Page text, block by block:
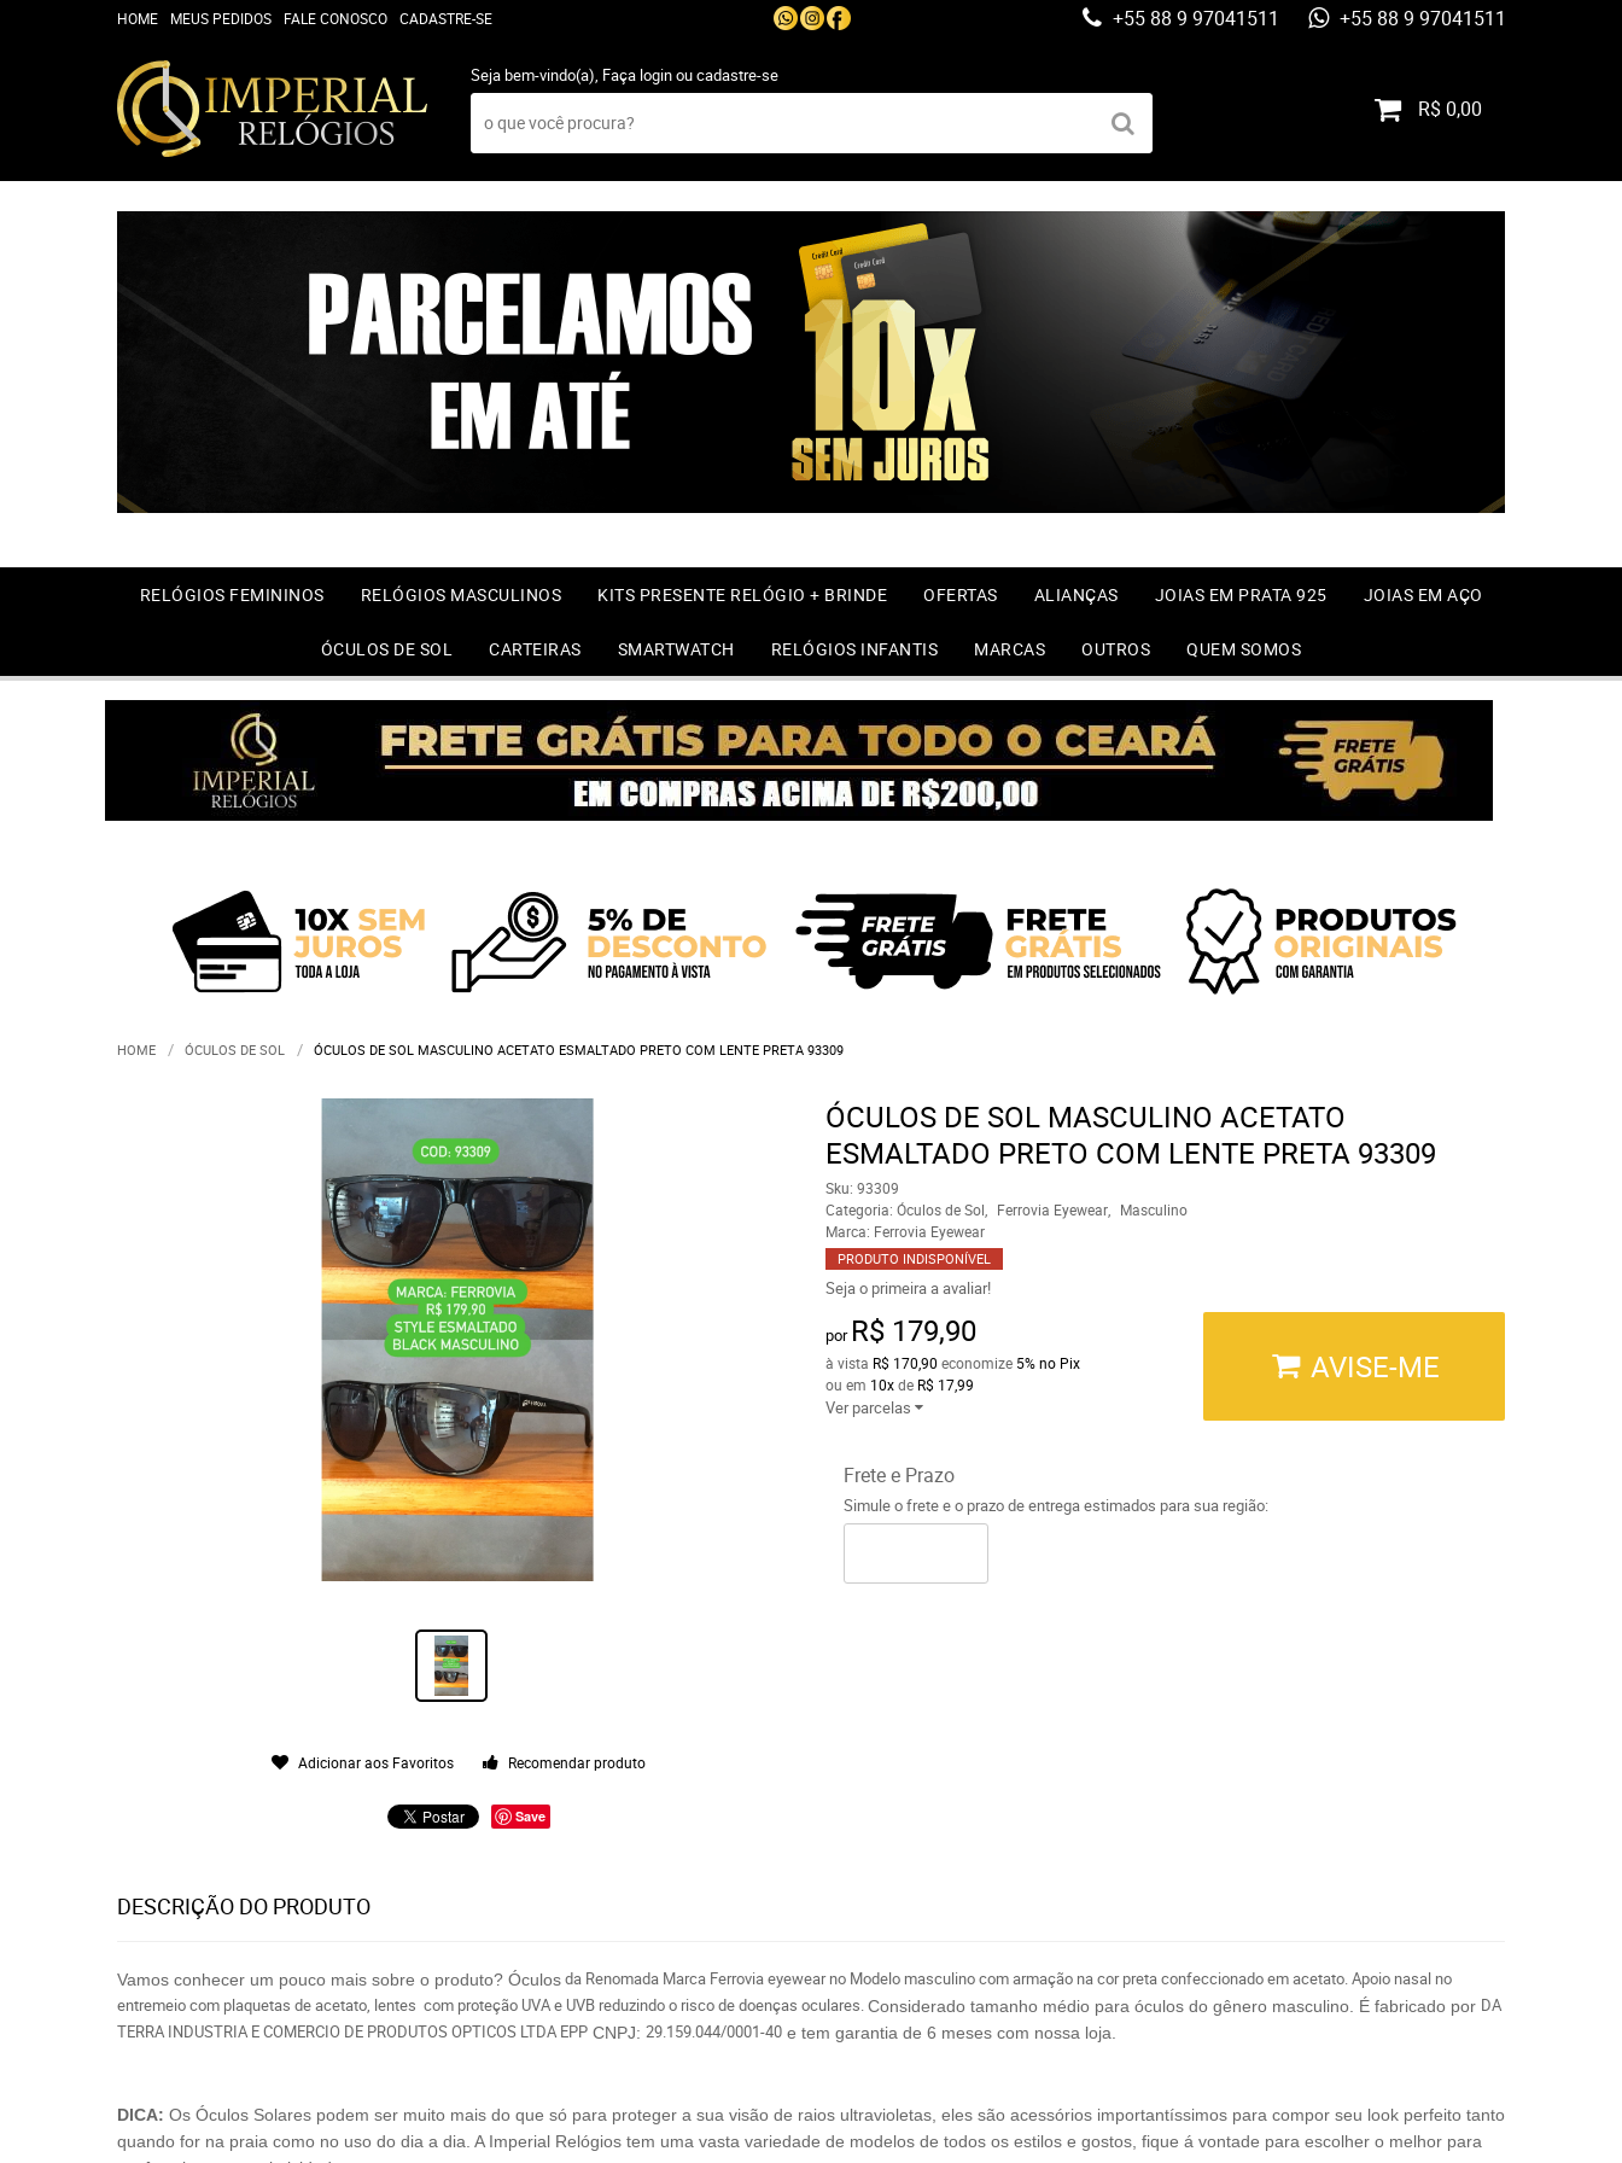
HOME MEUS PEDIDOS FALE CONOSCO CADASTRE-SE +55 88 9 97041511 +55 88 9 97041511
Seja bem-vindo(a), Faça loginoucadastre-se
R$ 0,00
RELÓGIOS FEMININOS RELÓGIOS MASCULINOS KITS PRESENTE RELÓGIO + BRINDE OFERTAS ALIANÇAS JOIAS EM PRATA 925 JOIAS EM AÇO
ÓCULOS DE SOL CARTEIRAS SMARTWATCH RELÓGIOS INFANTIS MARCAS OUTROS QUEM SOMOS
HOME ÓCULOS DE SOL ÓCULOS DE SOL MASCULINO ACETATO ESMALTADO PRETO COM LENTE PRETA 93309
Adicionar aos Favoritos Recomendar produto
Save
ÓCULOS DE SOL MASCULINO ACETATO
ESMALTADO PRETO COM LENTE PRETA 93309
Sku: 93309
Categoria: Óculos de Sol Ferrovia Eyewear
Masculino
Marca: Ferrovia Eyewear
PRODUTO INDISPONÍVEL
Seja o primeira a avaliar!
por R$ 179,90
à vista R$ 170,90 economize 5% no Pix
ou em 10xde R$ 17,99
Ver parcelas
AVISE-ME
Frete e Prazo
Simule o frete e o prazo de entrega estimados para sua região:
DESCRIÇÃO DO PRODUTO
Vamos conhecer um pouco mais sobre o produto? Óculosda Renomada Marca Ferrovia eyewear no Modelo masculino com armação na cor preta confeccionado em acetato. Apoio nasal no
entremeio com plaquetas de acetato, lentes com proteção UVA e UVB reduzindo o risco de doenças oculares.Considerado tamanho médio para óculos do gênero masculino. É fabricado por DA
TERRA INDUSTRIA E COMERCIO DE PRODUTOS OPTICOS LTDA EPP CNPJ: 29.159.044/0001-40 e tem garantia de 6 meses com nossa loja.
DICA: Os Óculos Solares podem ser muito mais do que só para proteger a sua visão de raios ultravioletas, eles são acessórios importantíssimos para compor seu look perfeito tanto
quando for na praia como no uso do dia a dia. A Imperial Relógios tem uma vasta variedade de modelos de todos os estilos e gostos, fique á vontade para escolher o melhor para